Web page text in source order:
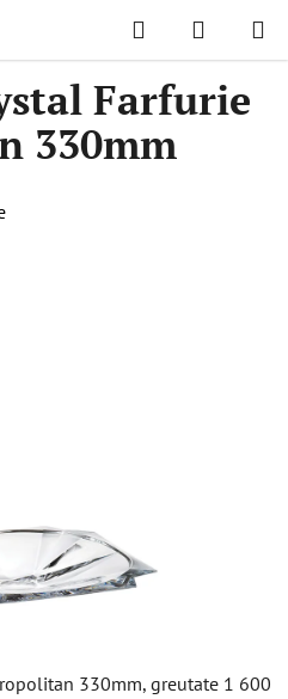
Căutare
DE
Bohemia Crystal Farfurie
330mm, greutate 1 600
Farfurie
330mm